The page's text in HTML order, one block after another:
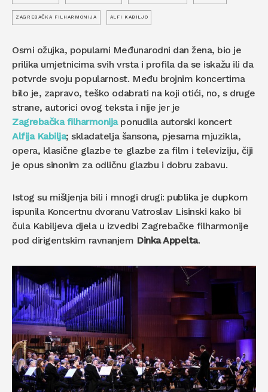
ZAGREBAČKA FILHARMONIJA ALFI KABILJO
Osmi ožujka, popularni Međunarodni dan žena, bio je
prilika umjetnicima svih vrsta i profila da se iskažu ili da
potvrde svoju popularnost. Među brojnim koncertima
bilo je, zapravo, teško odabrati na koji otići, no, s druge
strane, autorici ovog teksta i nije jer je
Zagrebačka filharmonijaponudila autorski koncert
Alfija Kabilja; skladatelja šansona, pjesama mjuzikla,
opera, klasične glazbe te glazbe za film i televiziju, čiji
je opus sinonim za odličnu glazbu i dobru zabavu.
Istog su mišljenja bili i mnogi drugi: publika je dupkom
ispunila Koncertnu dvoranu Vatroslav Lisinski kako bi
čula Kabiljeva djela u izvedbi Zagrebačke filharmonije
pod dirigentskim ravnanjem Dinka Appelta.